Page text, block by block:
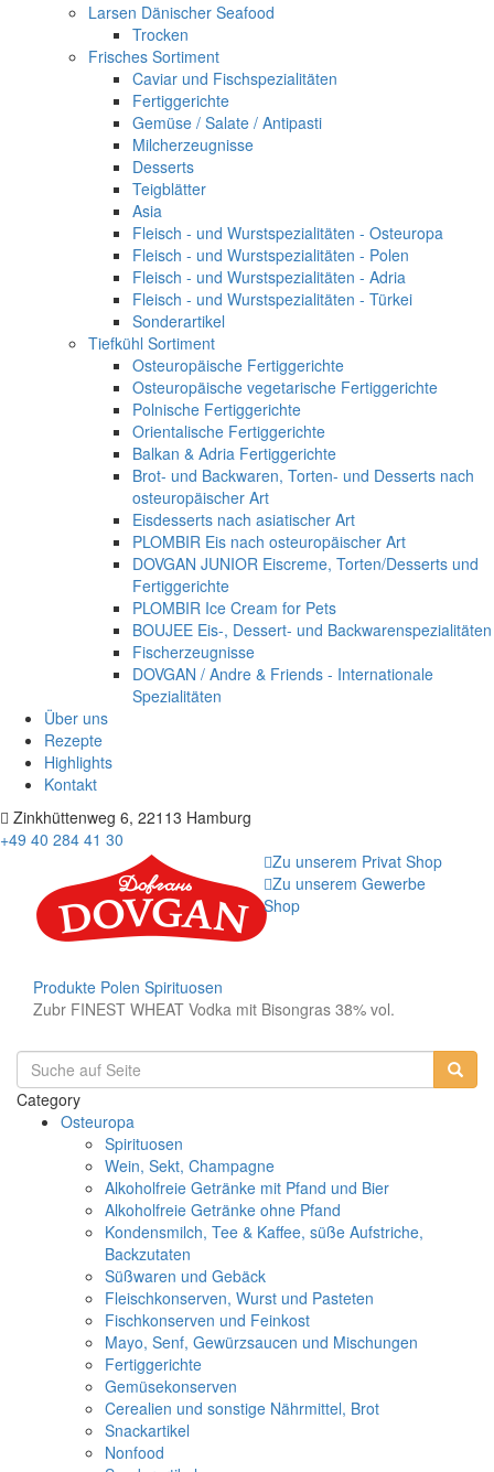
Larsen Dänischer Seafood
Trocken
Frisches Sortiment
Caviar und Fischspezialitäten
Fertiggerichte
Gemüse / Salate / Antipasti
Milcherzeugnisse
Desserts
Teigblätter
Asia
Fleisch - und Wurstspezialitäten - Osteuropa
Fleisch - und Wurstspezialitäten - Polen
Fleisch - und Wurstspezialitäten - Adria
Fleisch - und Wurstspezialitäten - Türkei
Sonderartikel
Tiefkühl Sortiment
Osteuropäische Fertiggerichte
Osteuropäische vegetarische Fertiggerichte
Polnische Fertiggerichte
Orientalische Fertiggerichte
Balkan & Adria Fertiggerichte
Brot- und Backwaren, Torten- und Desserts nach
osteuropäischer Art
Eisdesserts nach asiatischer Art
PLOMBIR Eis nach osteuropäischer Art
DOVGAN JUNIOR Eiscreme, Torten/Desserts und
Fertiggerichte
PLOMBIR Ice Cream for Pets
BOUJEE Eis-, Dessert- und Backwarenspezialitäten
Fischerzeugnisse
DOVGAN / Andre & Friends - Internationale
Spezialitäten
Über uns
Rezepte
Highlights
Kontakt
Zinkhüttenweg 6, 22113 Hamburg
+49 40 284 41 30
Zu unserem Privat Shop
Zu unserem Gewerbe
Shop
Produkte Polen Spirituosen
Zubr FINEST WHEAT Vodka mit Bisongras 38% vol.
Category
Osteuropa
Spirituosen
Wein, Sekt, Champagne
Alkoholfreie Getränke mit Pfand und Bier
Alkoholfreie Getränke ohne Pfand
Kondensmilch, Tee & Kaffee, süße Aufstriche,
Backzutaten
Süßwaren und Gebäck
Fleischkonserven, Wurst und Pasteten
Fischkonserven und Feinkost
Mayo, Senf, Gewürzsaucen und Mischungen
Fertiggerichte
Gemüsekonserven
Cerealien und sonstige Nährmittel, Brot
Snackartikel
Nonfood